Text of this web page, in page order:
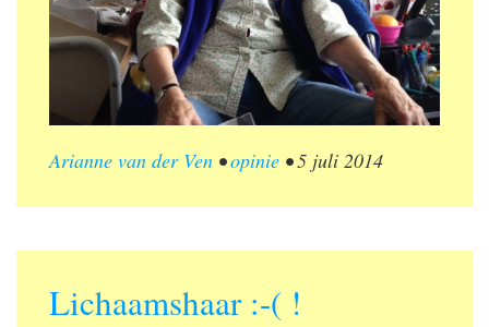
Arianne van der Ven •opinie •5 juli 2014
Lichaamshaar :-( !